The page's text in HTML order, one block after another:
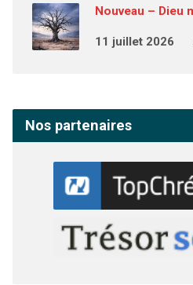
Nouveau – Dieu
11 juillet 2026
Nos partenaires